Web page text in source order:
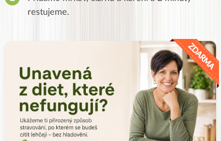
restujeme.